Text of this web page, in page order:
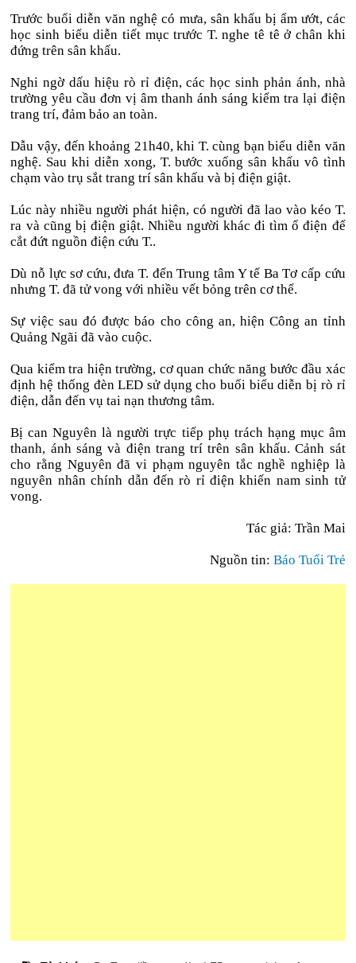
Trước buổi diễn văn nghệ có mưa, sân khấu bị ẩm ướt, các
học sinh biểu diễn tiết mục trước T. nghe tê tê ở chân khi
đứng trên sân khấu.
Nghi ngờ dấu hiệu rò rỉ điện, các học sinh phản ánh, nhà
trường yêu cầu đơn vị âm thanh ánh sáng kiểm tra lại điện
trang trí, đảm bảo an toàn.
Dẫu vậy, đến khoảng 21h40, khi T. cùng bạn biểu diễn văn
nghệ. Sau khi diễn xong, T. bước xuống sân khấu vô tình
chạm vào trụ sắt trang trí sân khấu và bị điện giật.
Lúc này nhiều người phát hiện, có người đã lao vào kéo T.
ra và cũng bị điện giật. Nhiều người khác đi tìm ổ điện để
cắt đứt nguồn điện cứu T..
Dù nỗ lực sơ cứu, đưa T. đến Trung tâm Y tế Ba Tơ cấp cứu
nhưng T. đã tử vong với nhiều vết bỏng trên cơ thể.
Sự việc sau đó được báo cho công an, hiện Công an tỉnh
Quảng Ngãi đã vào cuộc.
Qua kiểm tra hiện trường, cơ quan chức năng bước đầu xác
định hệ thống đèn LED sử dụng cho buổi biểu diễn bị rò rỉ
điện, dẫn đến vụ tai nạn thương tâm.
Bị can Nguyên là người trực tiếp phụ trách hạng mục âm
thanh, ánh sáng và điện trang trí trên sân khấu. Cảnh sát
cho rằng Nguyên đã vi phạm nguyên tắc nghề nghiệp là
nguyên nhân chính dẫn đến rò rỉ điện khiến nam sinh tử
vong.
Tác giả: Trần Mai
Nguồn tin: Báo Tuổi Trẻ